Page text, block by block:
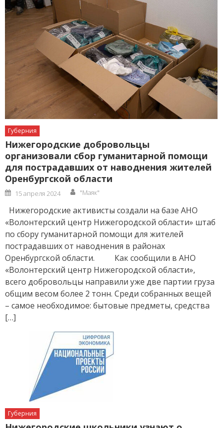
Губерния
Нижегородские добровольцы
организовали сбор гуманитарной помощи
для пострадавших от наводнения жителей
Оренбургской области
Posted
on
15 апреля 2024 Author
"Маяк"
Нижегородские активисты создали на базе АНО
«Волонтерский центр Нижегородской области» штаб
по сбору гуманитарной помощи для жителей
пострадавших от наводнения в районах
Оренбургской области. Как сообщили в АНО
«Волонтерский центр Нижегородской области»,
всего добровольцы направили уже две партии груза
общим весом более 2 тонн. Среди собранных вещей
– самое необходимое: бытовые предметы, средства
[…]
Губерния